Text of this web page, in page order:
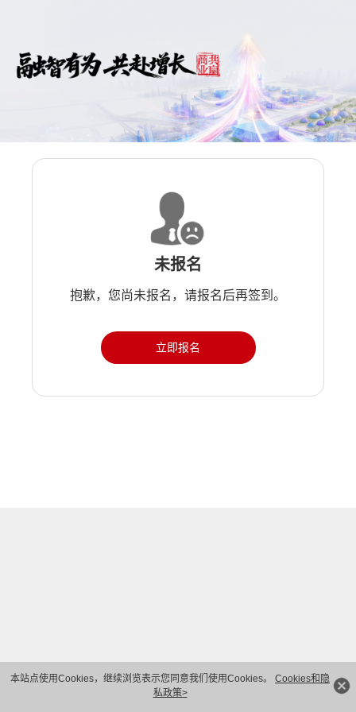
本站点使用Cookies，继续浏览表示您同意我们使用Cookies。 Cookies和隐
私政策>
未报名
抱歉，您尚未报名，请报名后再签到。
立即报名